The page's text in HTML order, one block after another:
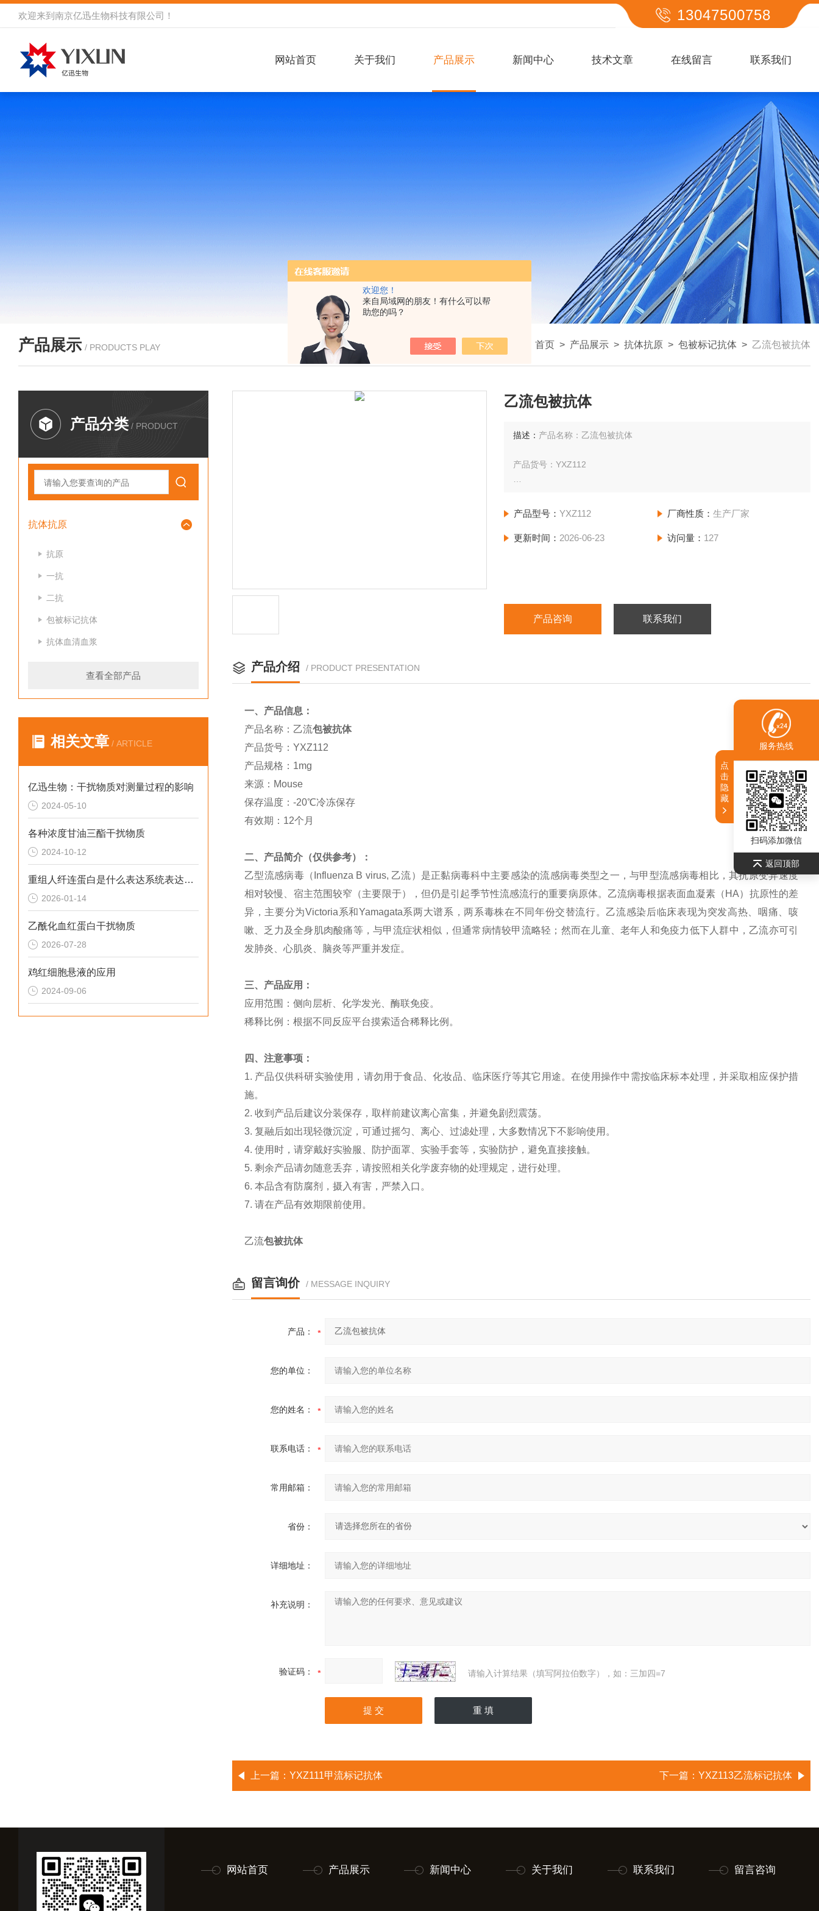
欢迎您！
来自局域网的朋友！有什么可以帮
助您的吗？
欢迎来到 南京亿迅生物科技有限公司 ！ 13047500758
网站首页 关于我们 产品展示 新闻中心 技术文章 在线留言 联系我们
产品展示 / PRODUCTS PLAY 我的位置： 首页 > 产品展示 > 抗体抗原 > 包被标记抗体 > 乙流包被抗体
产品分类 / PRODUCT
抗体抗原
抗原
一抗
二抗
包被标记抗体
抗体血清血浆
查看全部产品
相关文章 / ARTICLE
亿迅生物：干扰物质对测量过程的影响
2024-05-10
各种浓度甘油三酯干扰物质
2024-10-12
重组人纤连蛋白是什么表达系统表达的呢？
2026-01-14
乙酰化血红蛋白干扰物质
2026-07-28
鸡红细胞悬液的应用
2024-09-06
乙流包被抗体
描述： 产品名称：乙流包被抗体
产品货号：YXZ112
产品型号：YXZ112 厂商性质： 生产厂家
更新时间： 2026-06-23 访问量： 127
产品咨询 联系我们
产品介绍 / PRODUCT PRESENTATION
一、产品信息：
产品名称：乙流包被抗体
产品货号：YXZ112
产品规格：1mg
来源：Mouse
保存温度：-20℃冷冻保存
有效期：12个月
二、产品简介（仅供参考）：
乙型流感病毒（Influenza B virus, 乙流）是正黏病毒科中主要感染的流感病毒类型之一，与甲型流感病毒相比，其抗原变异速度
相对较慢、宿主范围较窄（主要限于），但仍是引起季节性流感流行的重要病原体。乙流病毒根据表面血凝素（HA）抗原性的差
异，主要分为Victoria系和Yamagata系两大谱系，两系毒株在不同年份交替流行。乙流感染后临床表现为突发高热、咽痛、咳
嗽、乏力及全身肌肉酸痛等，与甲流症状相似，但通常病情较甲流略轻；然而在儿童、老年人和免疫力低下人群中，乙流亦可引
发肺炎、心肌炎、脑炎等严重并发症。
三、产品应用：
应用范围：侧向层析、化学发光、酶联免疫。
稀释比例：根据不同反应平台摸索适合稀释比例。
四、注意事项：
1. 产品仅供科研实验使用，请勿用于食品、化妆品、临床医疗等其它用途。在使用操作中需按临床标本处理，并采取相应保护措
施。
2. 收到产品后建议分装保存，取样前建议离心富集，并避免剧烈震荡。
3. 复融后如出现轻微沉淀，可通过摇匀、离心、过滤处理，大多数情况下不影响使用。
4. 使用时，请穿戴好实验服、防护面罩、实验手套等，实验防护，避免直接接触。
5. 剩余产品请勿随意丢弃，请按照相关化学废弃物的处理规定，进行处理。
6. 本品含有防腐剂，摄入有害，严禁入口。
7. 请在产品有效期限前使用。
乙流包被抗体
留言询价 / MESSAGE INQUIRY
产品：
您的单位：
您的姓名：
联系电话：
常用邮箱：
省份：
详细地址：
补充说明：
验证码： 请输入计算结果（填写阿拉伯数字），如：三加四=7
上一篇： YXZ111甲流标记抗体 下一篇： YXZ113乙流标记抗体
网站首页 产品展示 新闻中心 关于我们 联系我们 留言咨询
服务热线
扫码添加微信
返回顶部
点
击
隐
藏